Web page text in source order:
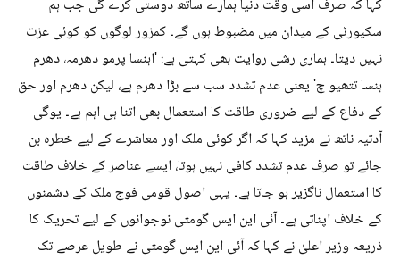
کہا کہ صرف اسی وقت دنیا ہمارے ساتھ دوستی کرے گی جب ہم
سکیورٹی کے میدان میں مضبوط ہوں گے۔ کمزور لوگوں کو کوئی عزت
نہیں دیتا۔ ہماری رشی روایت بھی کہتی ہے: 'اہنسا پرمو دھرمہ، دھرم
ہنسا تتھیو چ' یعنی عدم تشدد سب سے بڑا دھرم ہے، لیکن دھرم اور حق
کے دفاع کے لیے ضروری طاقت کا استعمال بھی اتنا ہی اہم ہے۔ یوگی
آدتیہ ناتھ نے مزید کہا کہ اگر کوئی ملک اور معاشرے کے لیے خطرہ بن
جائے تو صرف عدم تشدد کافی نہیں ہوتا، ایسے عناصر کے خلاف طاقت
کا استعمال ناگزیر ہو جاتا ہے۔ یہی اصول قومی فوج ملک کے دشمنوں
کے خلاف اپناتی ہے۔ آئی این ایس گومتی نوجوانوں کے لیے تحریک کا
ذریعہ وزیر اعلیٰ نے کہا کہ آئی این ایس گومتی نے طویل عرصے تک